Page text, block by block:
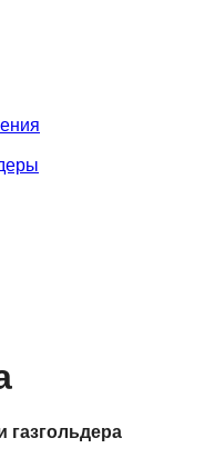
газгольдера